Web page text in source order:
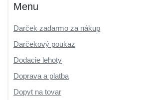
Menu
Darček zadarmo za nákup
Darčekový poukaz
Dodacie lehoty
Doprava a platba
Dopyt na tovar